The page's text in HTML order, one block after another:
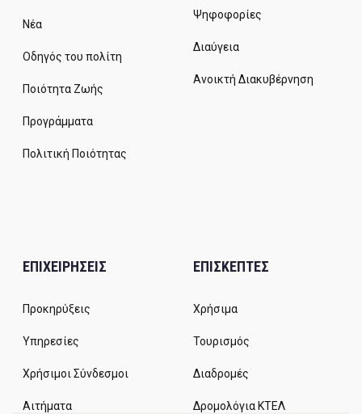
Νέα
Οδηγός του πολίτη
Ποιότητα Ζωής
Προγράμματα
Πολιτική Ποιότητας
Ψηφοφορίες
Διαύγεια
Ανοικτή Διακυβέρνηση
ΕΠΙΧΕΙΡΗΣΕΙΣ
Προκηρύξεις
Υπηρεσίες
Χρήσιμοι Σύνδεσμοι
Αιτήματα
ΕΠΙΣΚΕΠΤΕΣ
Χρήσιμα
Τουρισμός
Διαδρομές
Δρομολόγια ΚΤΕΛ